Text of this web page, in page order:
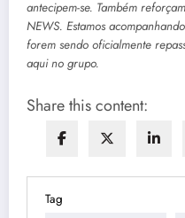
antecipem-se. Também
NEWS. Estamos
forem sendo oficialmente
aqui no grupo.
Share this content:
Tag